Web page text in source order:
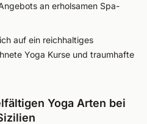
an erholsamen Spa-
auf ein reichhaltiges
Yoga Kurse und traumhafte
Yoga Arten bei